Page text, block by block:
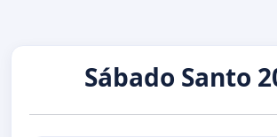
Sábado Santo